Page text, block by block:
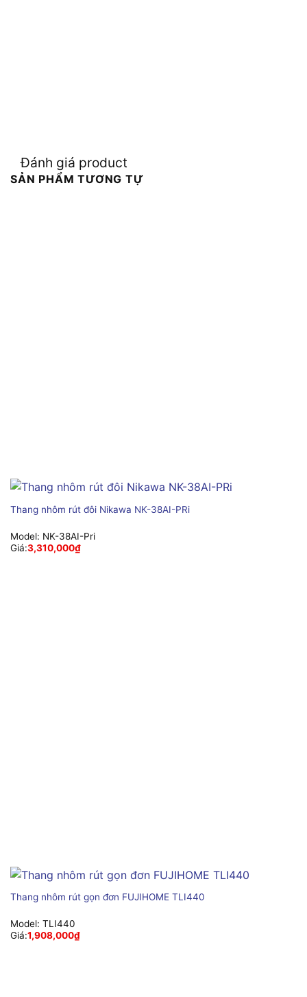
Đánh giá product
SẢN PHẨM TƯƠNG TỰ
Thang nhôm rút đôi Nikawa NK-38AI-PRi
Model: NK-38AI-Pri
Giá:3,310,000₫
Thang nhôm rút gọn đơn FUJIHOME TLI440
Model: TLI440
Giá:1,908,000₫